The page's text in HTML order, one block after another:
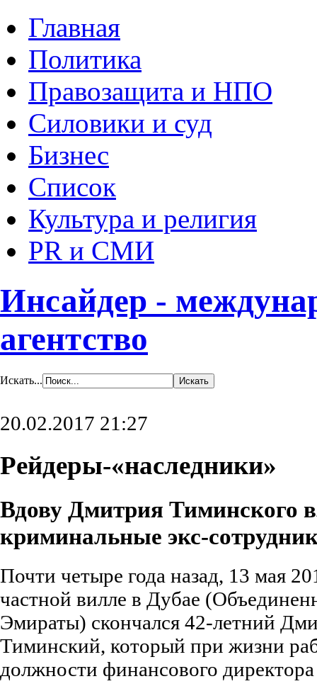
Главная
Политика
Правозащита и НПО
Силовики и суд
Бизнес
Список
Культура и религия
PR и СМИ
Инсайдер -
агентство
Искать...
20.02.2017 21:27
Рейдеры-«наследники»
Вдову Дмитрия Тиминского
криминальные экс-
Почти четыре года назад, 13 мая
частной вилле в Дубае
Эмираты) скончался 42-летний
Тиминский, который при жизни
должности финансового